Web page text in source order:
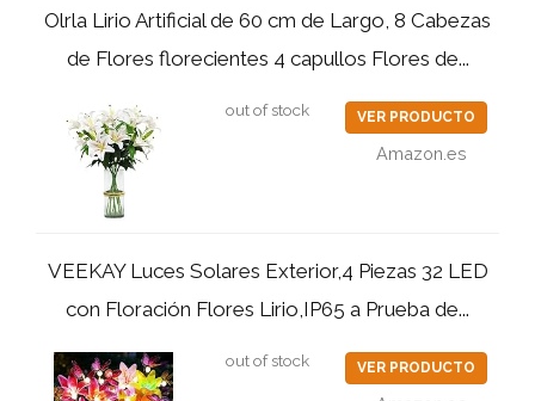
Olrla Lirio Artificial de 60 cm de Largo, 8 Cabezas
de Flores florecientes 4 capullos Flores de...
out of stock VER PRODUCTO
Amazon.es
VEEKAY Luces Solares Exterior,4 Piezas 32 LED
con Floración Flores Lirio,IP65 a Prueba de...
out of stock VER PRODUCTO